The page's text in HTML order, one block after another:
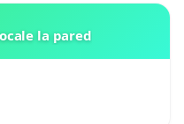
la pared